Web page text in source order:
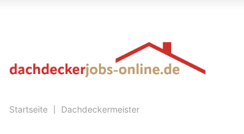
Navigation
zum
Startseite Dachdeckermeister